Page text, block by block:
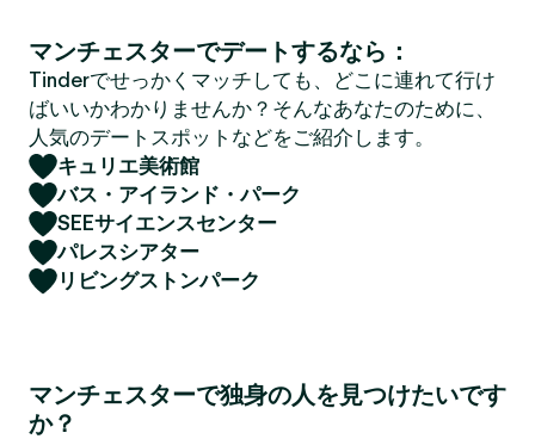
マンチェスターでデートするなら：
Tinderでせっかくマッチしても、どこに連れて行け
ばいいかわかりませんか？そんなあなたのために、
人気のデートスポットなどをご紹介します。
キュリエ美術館
バス・アイランド・パーク
SEEサイエンスセンター
パレスシアター
リビングストンパーク
マンチェスターで独身の人を見つけたいです
か？